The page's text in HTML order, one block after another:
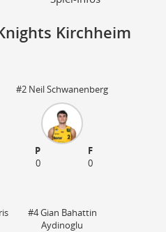
Kirchheim
#2 Neil Schwanenberg
P
F
0
0
#4 Gian Bahattin
Aydinoglu